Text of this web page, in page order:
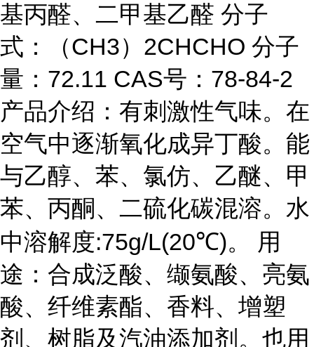
基丙醛、二甲基乙醛 分子
式：（CH3）2CHCHO 分子
量：72.11 CAS号：78-84-2
产品介绍：有刺激性气味。在
空气中逐渐氧化成异丁酸。能
与乙醇、苯、氯仿、乙醚、甲
苯、丙酮、二硫化碳混溶。水
中溶解度:75g/L(20℃)。 用
途：合成泛酸、缬氨酸、亮氨
酸、纤维素酯、香料、增塑
剂、树脂及汽油添加剂。也用